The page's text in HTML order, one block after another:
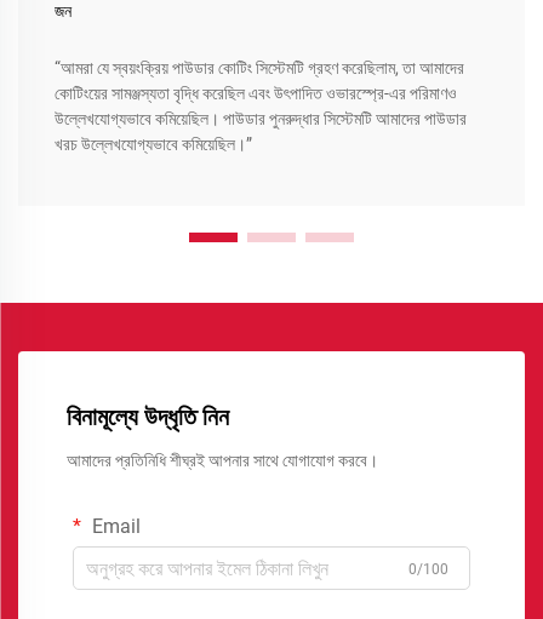
জন
“আমরা যে স্বয়ংক্রিয় পাউডার কোটিং সিস্টেমটি গ্রহণ করেছিলাম, তা আমাদের
কোটিংয়ের সামঞ্জস্যতা বৃদ্ধি করেছিল এবং উৎপাদিত ওভারস্প্রে-এর পরিমাণও
উল্লেখযোগ্যভাবে কমিয়েছিল। পাউডার পুনরুদ্ধার সিস্টেমটি আমাদের পাউডার
খরচ উল্লেখযোগ্যভাবে কমিয়েছিল।”
বিনামূল্যে উদ্ধৃতি নিন
আমাদের প্রতিনিধি শীঘ্রই আপনার সাথে যোগাযোগ করবে।
Email
0/100